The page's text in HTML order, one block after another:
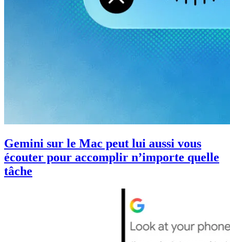
Gemini sur le Mac peut lui aussi vous
écouter pour accomplir n’importe quelle
tâche